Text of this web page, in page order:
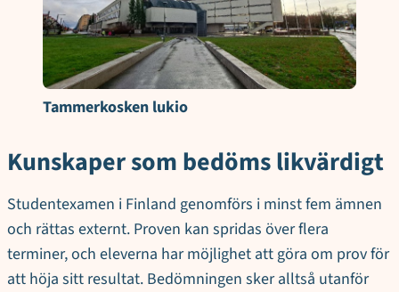
Tammerkosken lukio
Kunskaper som bedöms likvärdigt
Studentexamen i Finland genomförs i minst fem ämnen
och rättas externt. Proven kan spridas över flera
terminer, och eleverna har möjlighet att göra om prov för
att höja sitt resultat. Bedömningen sker alltså utanför